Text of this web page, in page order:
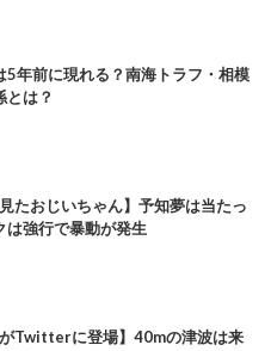
5年前に現れる？南海トラフ・相模
とは？
たおじいちゃん】予知夢は当たっ
は強行で暴動が発生
がTwitterに登場】40mの津波は来